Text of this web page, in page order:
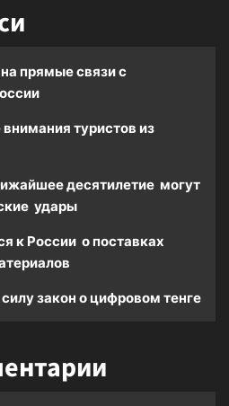
прямые связи с
туристов из
десятилетие могут
удары
к России о поставках
закон о цифровом тенге